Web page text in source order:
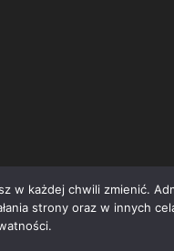
Copyright © 2015 Świat
w każdej chwili zmienić.
strony oraz w innych